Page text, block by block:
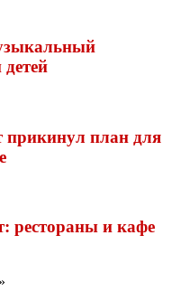
прикинул план для
рестораны и кафе